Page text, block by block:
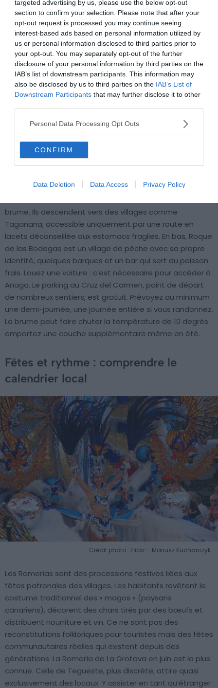
targeted advertising by us, please use the below opt-out
section to confirm your selection. Please note that after your
opt-out request is processed you may continue seeing
interest-based ads based on personal information utilized by
us or personal information disclosed to third parties prior to
your opt-out. You may separately opt-out of the further
disclosure of your personal information by third parties on the
IAB’s list of downstream participants. This information may
also be disclosed by us to third parties on the IAB’s List of
Downstream Participants that may further disclose it to other
Personal Data Processing Opt Outs
CONFIRM
Data Deletion Data Access Privacy Policy
Shutterstock – sashk0
Le Parc rural d’Anaga occupe la pointe nord-est de l’île. Il
abrite l’une des forêts de laurisylve les mieux préservées
de la planète, classée réserve de biosphère. Cet
écosystème se chiffre en millions d’années : cette forêt
existait avant même les Alpes.Anaga n’est pas le Teide.
Ici, pas de téléphérique, pas de boutiques à souvenirs,
pas de cars organisés.
locales et authentiques à Tenerife les plus préservées
brume. Ils descendent vers des villages comme
Taganana, accessible uniquement par une route en
lacets déconseillée aux estomacs fragiles. En bas, Roque
de las Bodegas est un village de pêche avec sa propre
identité, quelques barques et un bar qui sert du poisson
frais. Louez une voiture : c’est nécessaire pour accéder à
Anaga. Le parking au Cruz del Carmen, point de départ
de nombreux sentiers, est gratuit. Prévoyez au minimum
une demi-journée, une journée entière si vous randonnez.
La brume peut faire chuter la température de 10 degrés :
emportez une couche supplémentaire même en été.
Fêtes et rythme : comprendre le
calendrier local
Crédit photo : Flickr – Mariusz Kucharczyk
Les Romerías sont des processions festives liées aux
fêtes patronales des villages. Les habitants revêtent le
costume traditionnel des « magos » (paysans
canariens), décorent des chars tirés par des bœufs et
distribuent nourriture et vin. Ce ne sont pas des
reconstitutions folkloriques pour touristes mais des fêtes
communautaires réelles qui existent depuis des
générations. La Romería de La Orotava en juin est la plus
connue. Celle de Tegueste, plus discrète, attire quasi
exclusivement des locaux. Y assister en tant qu’étranger